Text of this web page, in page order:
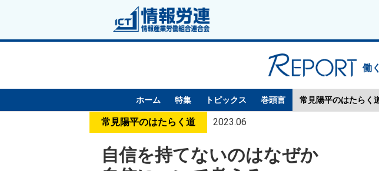
働
ホーム 特集 トピックス 巻頭言 常見陽平のはたらく
常見陽平のはたらく道 2023.06
自信を持てないのはなぜか